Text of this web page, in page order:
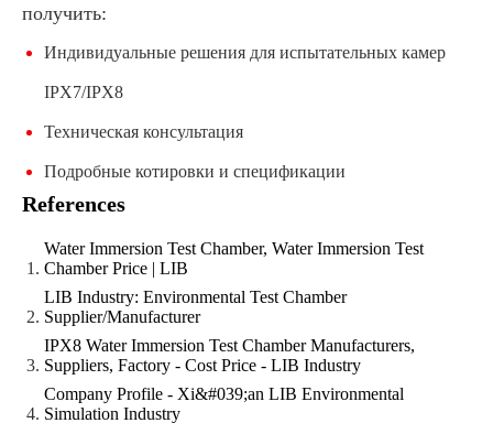
получить:
Индивидуальные решения для испытательных камер
IPX7/IPX8
Техническая консультация
Подробные котировки и спецификации
References
Water Immersion Test Chamber, Water Immersion Test
Chamber Price | LIB
LIB Industry: Environmental Test Chamber
Supplier/Manufacturer
IPX8 Water Immersion Test Chamber Manufacturers,
Suppliers, Factory - Cost Price - LIB Industry
Company Profile - Xi&#039;an LIB Environmental
Simulation Industry